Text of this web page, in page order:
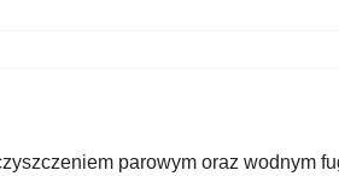
parowym oraz wodnym